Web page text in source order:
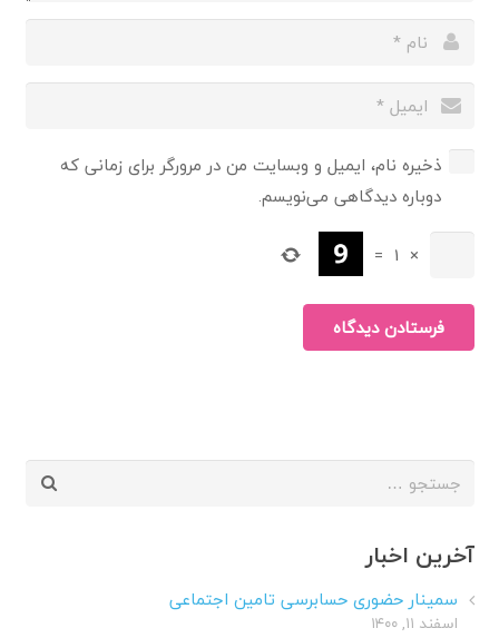
ذخیره نام، ایمیل و وبسایت من در مرورگر برای زمانی که
دوباره دیدگاهی می‌نویسم.
×
1
=
فرستادن دیدگاه
جستجو
آخرین اخبار
سمینار حضوری حسابرسی تامین اجتماعی
اسفند ۱۱, ۱۴۰۰